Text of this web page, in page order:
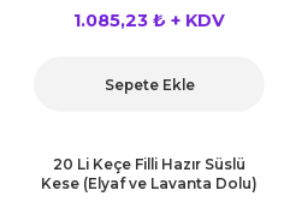
1.085,23 ₺ + KDV
Sepete Ekle
20 Li Keçe Filli Hazır Süslü
Kese (Elyaf ve Lavanta Dolu)